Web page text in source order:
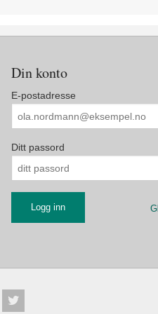
Din konto
E-postadresse
Ditt passord